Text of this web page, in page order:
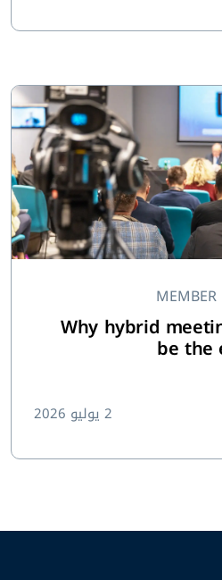
Why hybrid
be the
2 يوليو 2026